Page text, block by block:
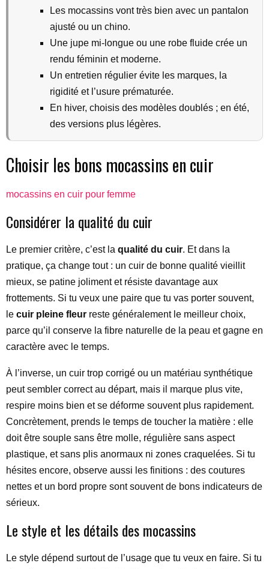
Les mocassins vont très bien avec un pantalon
ajusté ou un chino.
Une jupe mi-longue ou une robe fluide crée un
rendu féminin et moderne.
Un entretien régulier évite les marques, la
rigidité et l’usure prématurée.
En hiver, choisis des modèles doublés ; en été,
des versions plus légères.
Choisir les bons mocassins en cuir
mocassins en cuir pour femme
Considérer la qualité du cuir
Le premier critère, c’est la qualité du cuir. Et dans la
pratique, ça change tout : un cuir de bonne qualité vieillit
mieux, se patine joliment et résiste davantage aux
frottements. Si tu veux une paire que tu vas porter souvent,
le cuir pleine fleur reste généralement le meilleur choix,
parce qu’il conserve la fibre naturelle de la peau et gagne en
caractère avec le temps.
À l’inverse, un cuir trop corrigé ou un matériau synthétique
peut sembler correct au départ, mais il marque plus vite,
respire moins bien et se déforme souvent plus rapidement.
Concrètement, prends le temps de toucher la matière : elle
doit être souple sans être molle, régulière sans aspect
plastique, et sans plis anormaux ni zones craquelées. Si tu
hésites encore, observe aussi les finitions : des coutures
nettes et un bord propre sont souvent de bons indicateurs de
sérieux.
Le style et les détails des mocassins
Le style dépend surtout de l’usage que tu veux en faire. Si tu